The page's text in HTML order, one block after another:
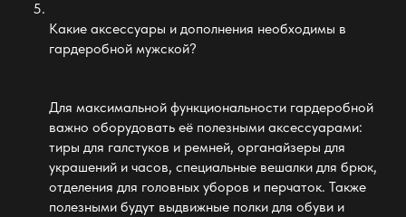
Какие аксессуары и дополнения необходимы в
гардеробной мужской?
Для максимальной функциональности гардеробной
важно оборудовать её полезными аксессуарами:
тиры для галстуков и ремней, органайзеры для
украшений и часов, специальные вешалки для брюк,
отделения для головных уборов и перчаток. Также
полезными будут выдвижные полки для обуви и